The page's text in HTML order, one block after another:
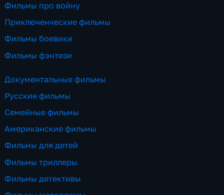
Фильмы про войну
Приключенческие фильмы
Фильмы боевики
Фильмы фэнтези
Документальные фильмы
Русские фильмы
Семейные фильмы
Американские фильмы
Фильмы для детей
Фильмы триллеры
Фильмы детективы